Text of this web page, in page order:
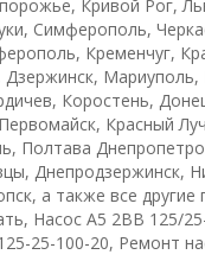
Кривой Рог,
Симферополь,
Кременчуг,
Коростень,
Красный
Полтава
Днепродзержинск,
а также все другие
Насос А5 2ВВ 125/
25-100-20, Ремонт